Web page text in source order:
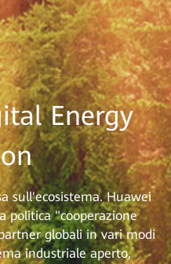
Energy
sull'ecosistema. Huawei
politica "cooperazione
globali in vari modi
industriale aperto,